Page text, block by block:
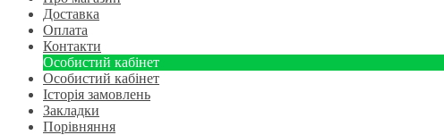
Доставка
Оплата
Контакти
Особистий кабінет
Особистий кабінет
Історія замовлень
Закладки
Порівняння